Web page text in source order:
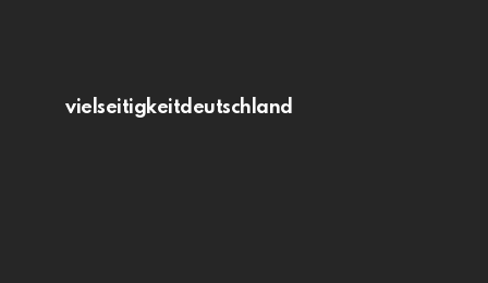
vielseitigkeitdeutschland